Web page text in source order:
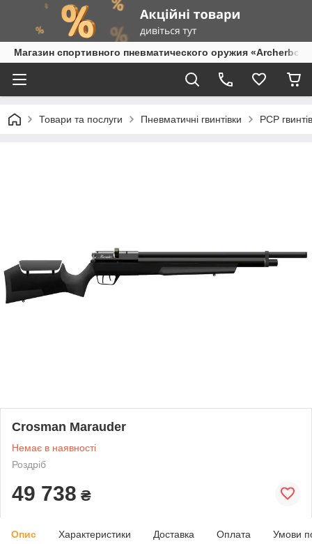
Магазин спортивного пневматического оружия
Товари та послуги Пневматичні гвинтівки PCP
Crosman Marauder
Немає в наявності
Роздріб
49 738 ₴
Опис Характеристики Доставка Оплата Умови